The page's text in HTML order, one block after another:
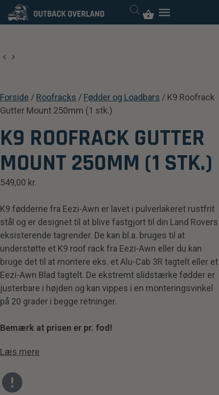
Forside / Roofracks / Fødder og Loadbars / K9 Roofrack
Gutter Mount 250mm (1 stk.)
K9 ROOFRACK GUTTER
MOUNT 250MM (1 STK.)
549,00 kr.
K9 fødderne fra Eezi-Awn er lavet i pulverlakeret rustfrit
stål og er designet til at blive fastgjort til din Land Rovers
eksisterende tagrender. De kan bl.a. bruges til at
understøtte et K9 roof rack fra Eezi-Awn eller du kan
bruge det til at montere eks. et Alu-Cab 3R tagtelt eller et
Eezi-Awn Blad tagtelt. De ekstremt slidstærke fødder er
justerbare i højden og kan vippes i en monteringsvinkel
på 20 grader i begge retninger.
Bemærk at prisen er pr. fod!
Læs mere